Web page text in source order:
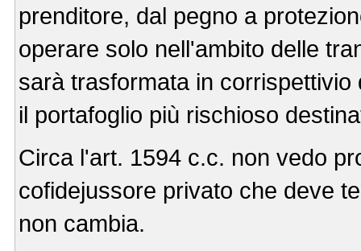
prenditore, dal pegno a
operare solo nell'ambito delle
sarà trasformata in
il portafoglio più rischioso
Circa l'art. 1594 c.c. non vedo
cofidejussore privato che deve
non cambia.